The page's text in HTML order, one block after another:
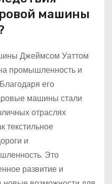
машины
Джеймсом Уаттом
промышленность и
его
машины стали
отраслях
текстильное
и
Это
развитие и